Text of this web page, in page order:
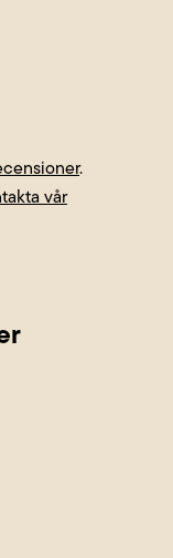
.
vår